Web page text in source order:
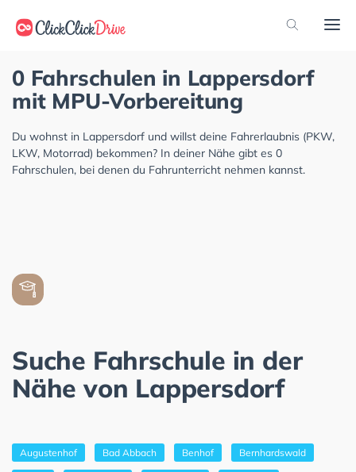
0 Fahrschulen in Lappersdorf
mit MPU-Vorbereitung
Du wohnst in Lappersdorf und willst deine Fahrerlaubnis (PKW,
LKW, Motorrad) bekommen? In deiner Nähe gibt es 0
Fahrschulen, bei denen du Fahrunterricht nehmen kannst.
Suche Fahrschule in der
Nähe von Lappersdorf
Augustenhof Bad Abbach Benhof Bernhardswald